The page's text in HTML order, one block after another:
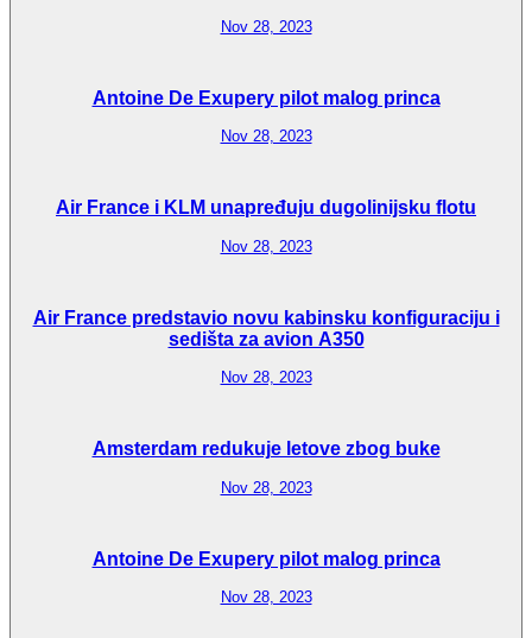
Nov 28, 2023
Antoine De Exupery pilot malog princa
Nov 28, 2023
Air France i KLM unapređuju dugolinijsku flotu
Nov 28, 2023
Air France predstavio novu kabinsku konfiguraciju i
sedišta za avion A350
Nov 28, 2023
Amsterdam redukuje letove zbog buke
Nov 28, 2023
Antoine De Exupery pilot malog princa
Nov 28, 2023